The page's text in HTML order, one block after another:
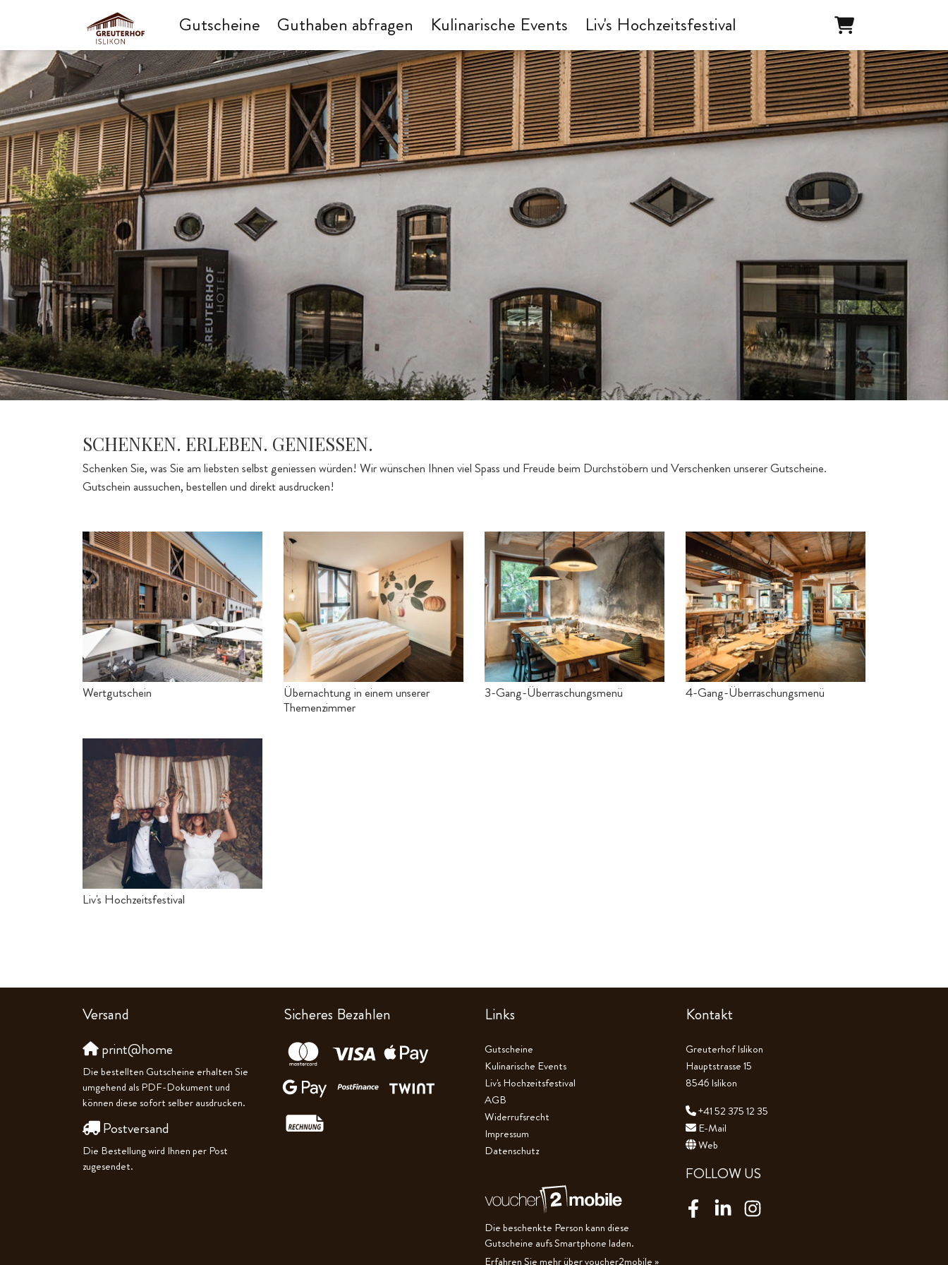
Gutscheine Guthaben abfragen Kulinarische Events Liv's Hochzeitsfestival Warenkorb
SCHENKEN. ERLEBEN. GENIESSEN.
Schenken Sie, was Sie am liebsten selbst geniessen würden! Wir wünschen Ihnen viel Spass und Freude beim Durchstöbern und Verschenken unserer Gutscheine.
Gutschein aussuchen, bestellen und direkt ausdrucken!
Wertgutschein
Übernachtung in einem unserer
Themenzimmer
3-Gang-Überraschungsmenü 4-Gang-Überraschungsmenü
Liv's Hochzeitsfestival
Versand
print@home
Die bestellten Gutscheine erhalten Sie
umgehend als PDF-Dokument und
können diese sofort selber ausdrucken.
Postversand
Die Bestellung wird Ihnen per Post
zugesendet.
Sicheres Bezahlen Links
Gutscheine
Kulinarische Events
Liv's Hochzeitsfestival
AGB
Widerrufsrecht
Impressum
Datenschutz
Die beschenkte Person kann diese
Gutscheine aufs Smartphone laden.
Erfahren Sie mehr über voucher2mobile »
Kontakt
Greuterhof Islikon
Hauptstrasse 15
8546 Islikon
+41 52 375 12 35
E-Mail
Web
FOLLOW US
FacebookLinkedInInstagram